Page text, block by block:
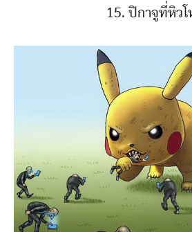
15. ปิกาจูที่หิวโ